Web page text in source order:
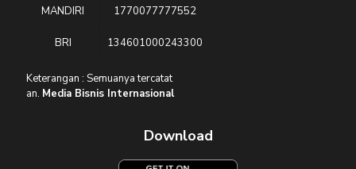
MANDIRI 1770077777552
BRI 134601000243300
Keterangan : Semuanya tercatat
an. Media Bisnis Internasional
Download